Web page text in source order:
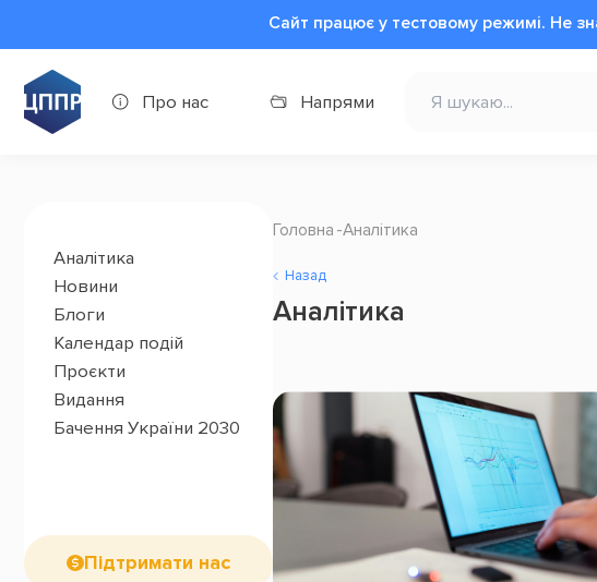
Сайт працює у тестовому режимі. Не
Про нас Напрями
Аналітика
Новини
Блоги
Календар подій
Проєкти
Видання
Бачення України 2030
Підтримати нас
Головна Аналітика
Назад
Аналітика